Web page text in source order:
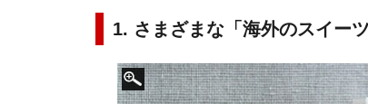
1. さまざまな「海外のスイー